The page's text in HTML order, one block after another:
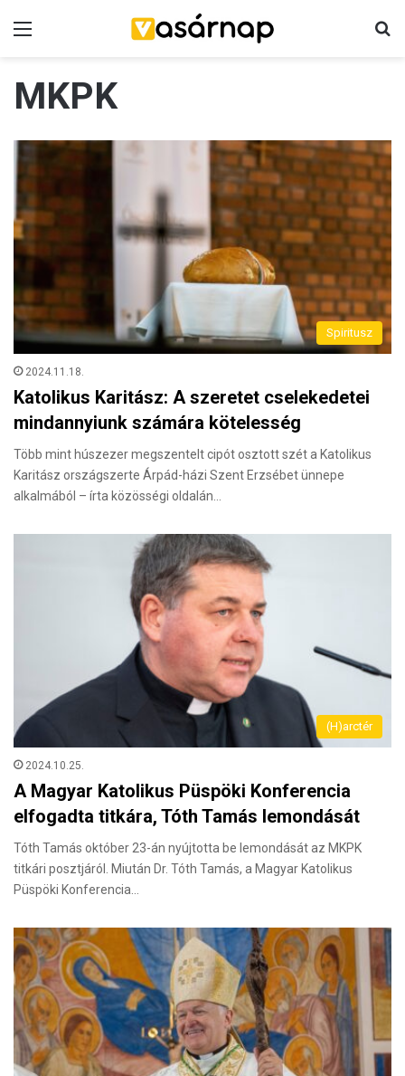
MKPK
Spiritusz
2024.11.18.
Katolikus Karitász: A szeretet cselekedetei
mindannyiunk számára kötelesség
Több mint húszezer megszentelt cipót osztott szét a Katolikus
Karitász országszerte Árpád-házi Szent Erzsébet ünnepe
alkalmából – írta közösségi oldalán…
(H)arctér
2024.10.25.
A Magyar Katolikus Püspöki Konferencia
elfogadta titkára, Tóth Tamás lemondását
Tóth Tamás október 23-án nyújtotta be lemondását az MKPK
titkári posztjáról. Miután Dr. Tóth Tamás, a Magyar Katolikus
Püspöki Konferencia…